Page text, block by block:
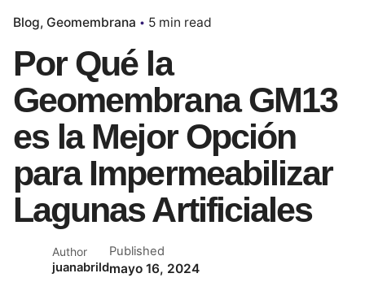
Blog Geomembrana 5 min read
Por Qué la
Geomembrana GM13
es la Mejor Opción
para Impermeabilizar
Lagunas Artificiales
Author
juanabrild
Published
mayo 16, 2024